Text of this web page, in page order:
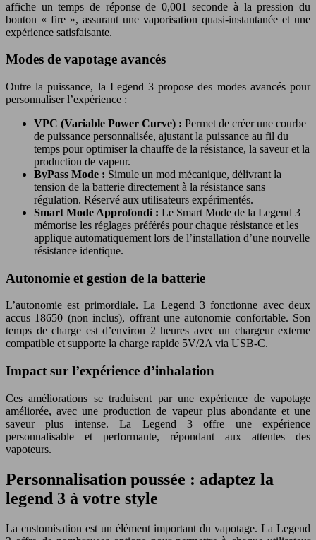
affiche un temps de réponse de 0,001 seconde à la pression du
bouton « fire », assurant une vaporisation quasi-instantanée et une
expérience satisfaisante.
Modes de vapotage avancés
Outre la puissance, la Legend 3 propose des modes avancés pour
personnaliser l’expérience :
VPC (Variable Power Curve) : Permet de créer une courbe
de puissance personnalisée, ajustant la puissance au fil du
temps pour optimiser la chauffe de la résistance, la saveur et la
production de vapeur.
ByPass Mode : Simule un mod mécanique, délivrant la
tension de la batterie directement à la résistance sans
régulation. Réservé aux utilisateurs expérimentés.
Smart Mode Approfondi : Le Smart Mode de la Legend 3
mémorise les réglages préférés pour chaque résistance et les
applique automatiquement lors de l’installation d’une nouvelle
résistance identique.
Autonomie et gestion de la batterie
L’autonomie est primordiale. La Legend 3 fonctionne avec deux
accus 18650 (non inclus), offrant une autonomie confortable. Son
temps de charge est d’environ 2 heures avec un chargeur externe
compatible et supporte la charge rapide 5V/2A via USB-C.
Impact sur l’expérience d’inhalation
Ces améliorations se traduisent par une expérience de vapotage
améliorée, avec une production de vapeur plus abondante et une
saveur plus intense. La Legend 3 offre une expérience
personnalisable et performante, répondant aux attentes des
vapoteurs.
Personnalisation poussée : adaptez la
legend 3 à votre style
La customisation est un élément important du vapotage. La Legend